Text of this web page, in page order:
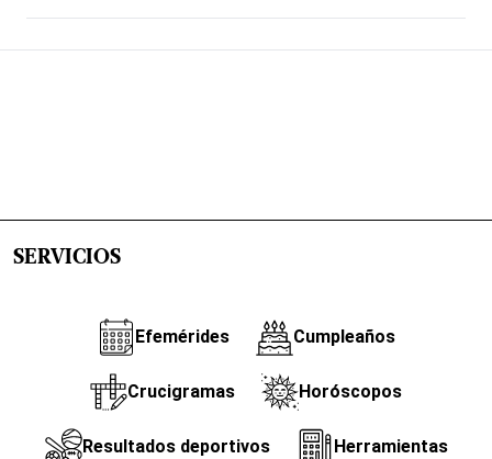
SERVICIOS
Efemérides Cumpleaños
Crucigramas Horóscopos
Resultados deportivos Herramientas